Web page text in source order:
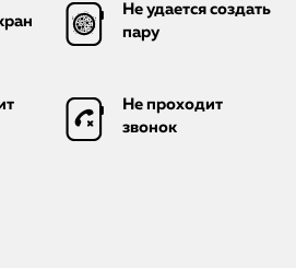
Не удается создать
пару
Не проходит
звонок